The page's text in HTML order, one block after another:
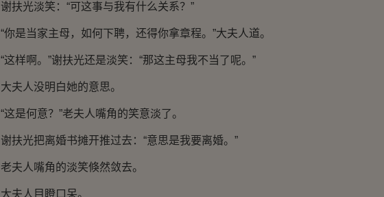
谢扶光淡笑：“可这事与我有什么关系？”
“你是当家主母，如何下聘，还得你拿章程。”大夫人道。
“这样啊。”谢扶光还是淡笑：“那这主母我不当了呢。”
大夫人没明白她的意思。
“这是何意？”老夫人嘴角的笑意淡了。
谢扶光把离婚书摊开推过去：“意思是我要离婚。”
老夫人嘴角的淡笑倏然敛去。
大夫人目瞪口呆。